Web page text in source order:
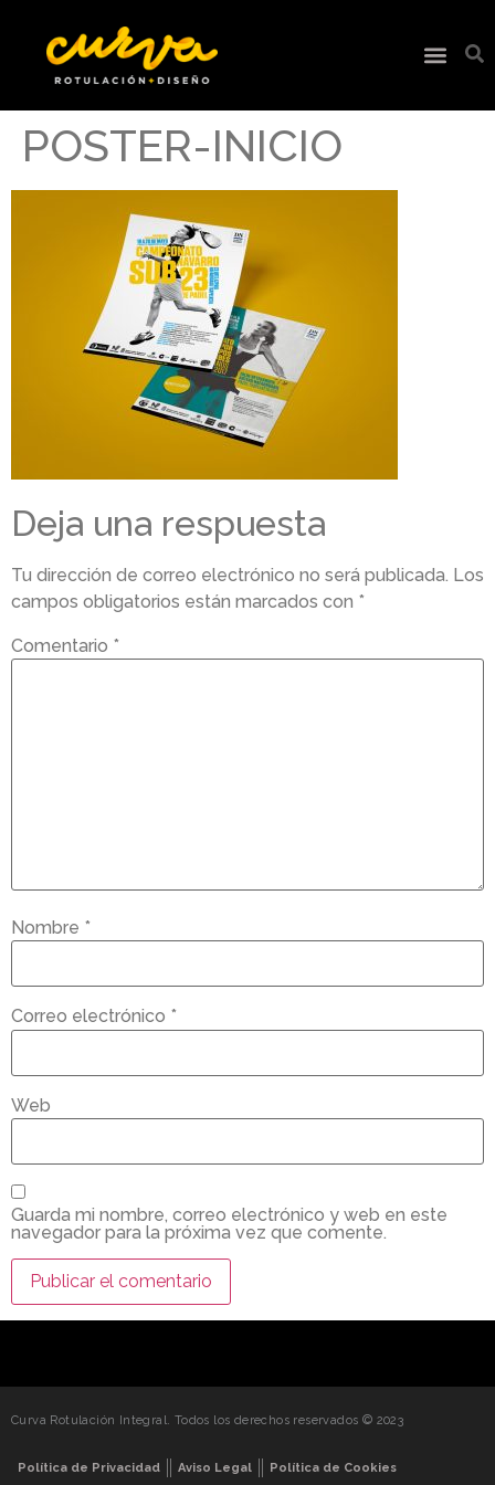
POSTER-INICIO
Deja una respuesta
Tu dirección de correo electrónico no será publicada. Los
campos obligatorios están marcados con *
Comentario *
Nombre *
Correo electrónico *
Web
Guarda mi nombre, correo electrónico y web en este
navegador para la próxima vez que comente.
Curva Rotulación Integral. Todos los derechos reservados © 2023
Política de Privacidad Aviso Legal Política de Cookies